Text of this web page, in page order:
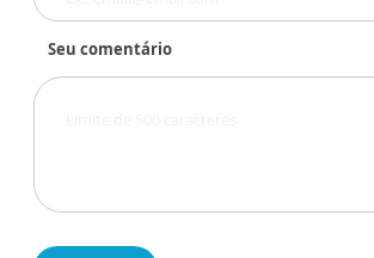
Seu comentário